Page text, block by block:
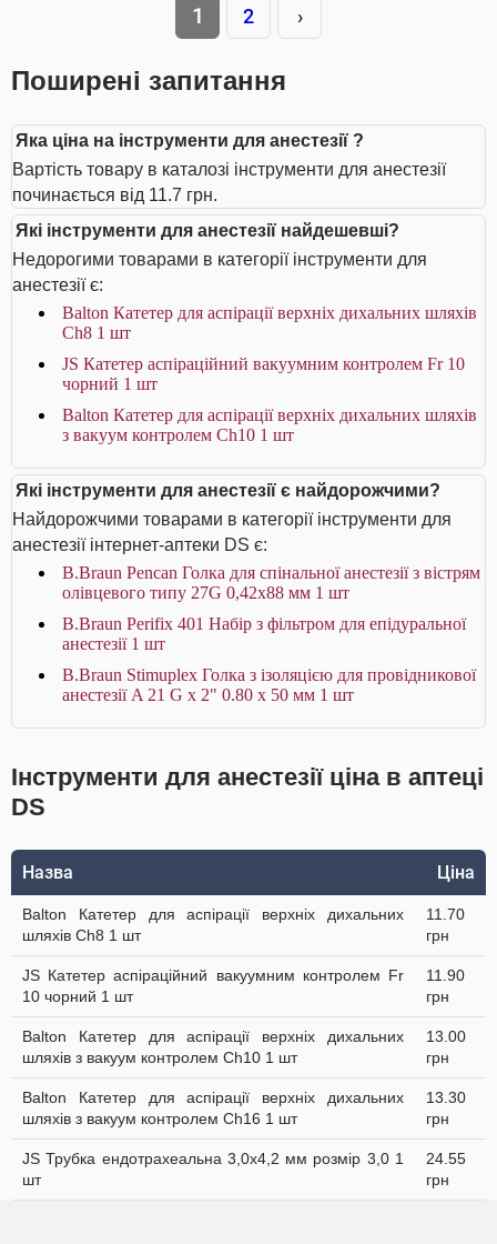
1 2 ›
Поширені запитання
Яка ціна на інструменти для анестезії ?
Вартість товару в каталозі інструменти для анестезії
починається від 11.7 грн.
Які інструменти для анестезії найдешевші?
Недорогими товарами в категорії інструменти для
анестезії є:
Balton Катетер для аспірації верхніх дихальних шляхів
Ch8 1 шт
JS Катетер аспіраційний вакуумним контролем Fr 10
чорний 1 шт
Balton Катетер для аспірації верхніх дихальних шляхів
з вакуум контролем Ch10 1 шт
Які інструменти для анестезії є найдорожчими?
Найдорожчими товарами в категорії інструменти для
анестезії інтернет-аптеки DS є:
B.Braun Pencan Голка для спінальної анестезії з вістрям
олівцевого типу 27G 0,42х88 мм 1 шт
B.Braun Perifix 401 Набір з фільтром для епідуральної
анестезії 1 шт
B.Braun Stimuplex Голка з ізоляцією для провідникової
анестезії A 21 G x 2" 0.80 x 50 мм 1 шт
Інструменти для анестезії ціна в аптеці
DS
Назва Ціна
Balton Катетер для аспірації верхніх дихальних
шляхів Ch8 1 шт
11.70
грн
JS Катетер аспіраційний вакуумним контролем Fr
10 чорний 1 шт
11.90
грн
Balton Катетер для аспірації верхніх дихальних
шляхів з вакуум контролем Ch10 1 шт
13.00
грн
Balton Катетер для аспірації верхніх дихальних
шляхів з вакуум контролем Ch16 1 шт
13.30
грн
JS Трубка ендотрахеальна 3,0х4,2 мм розмір 3,0 1
шт
24.55
грн